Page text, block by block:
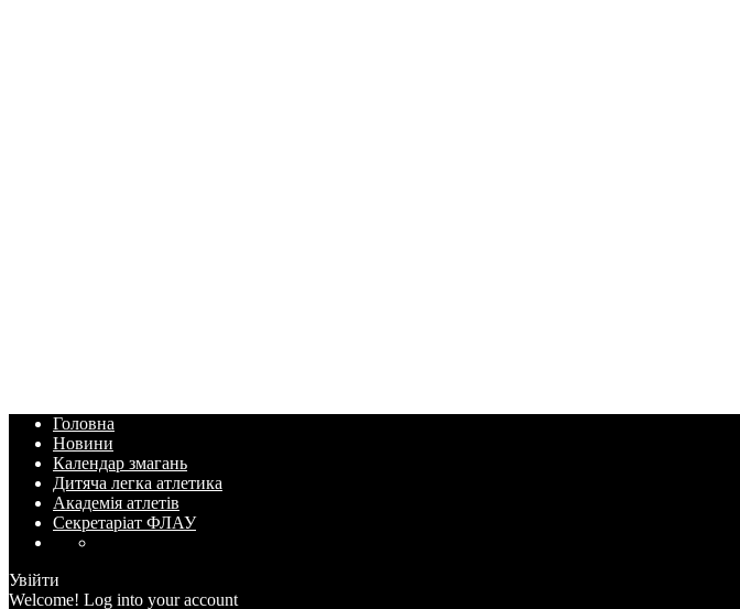
Головна
Новини
Календар змагань
Дитяча легка атлетика
Академія атлетів
Секретаріат ФЛАУ
Увійти
Welcome! Log into your account